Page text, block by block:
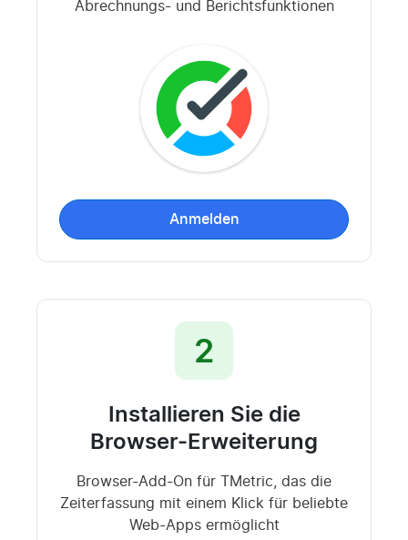
Abrechnungs- und Berichtsfunktionen
Anmelden
2
Installieren Sie die
Browser-Erweiterung
Browser-Add-On für TMetric, das die
Zeiterfassung mit einem Klick für beliebte
Web-Apps ermöglicht